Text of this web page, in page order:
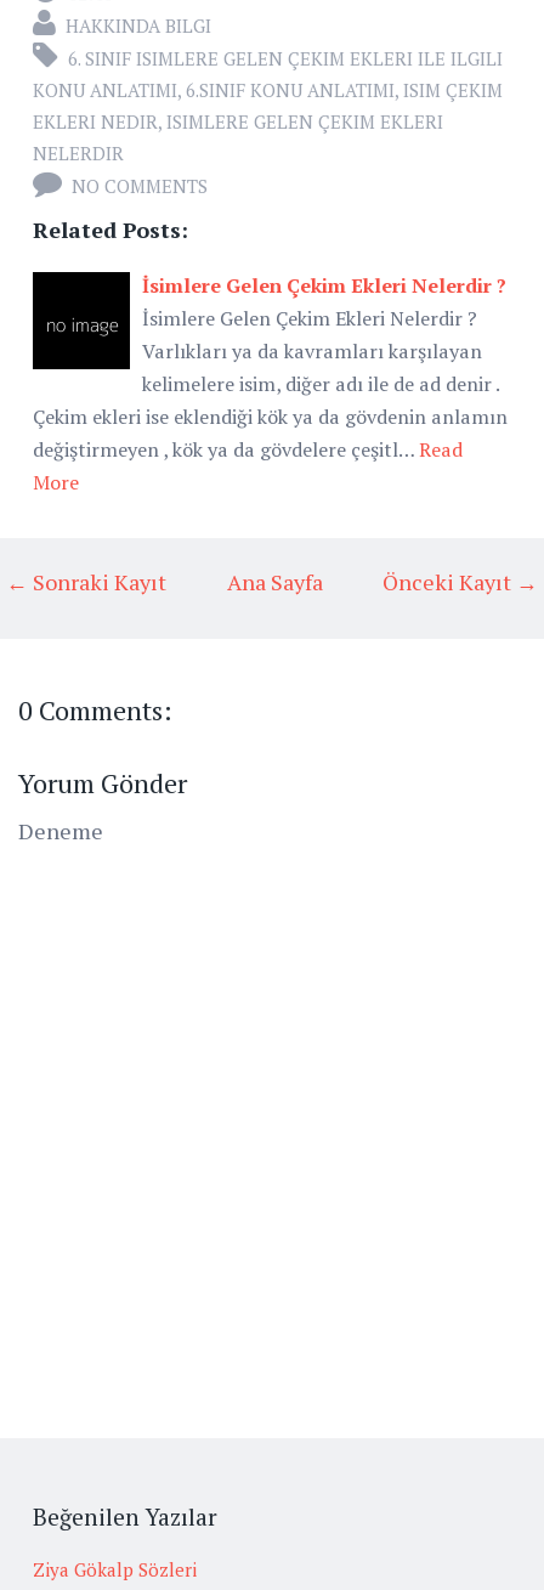
HAKKINDA BILGI
6. SINIF ISIMLERE GELEN ÇEKIM EKLERI ILE ILGILI
KONU ANLATIMI, 6.SINIF KONU ANLATIMI, ISIM ÇEKIM
EKLERI NEDIR, ISIMLERE GELEN ÇEKIM EKLERI
NELERDIR
NO COMMENTS
Related Posts:
İsimlere Gelen Çekim Ekleri Nelerdir ?
İsimlere Gelen Çekim Ekleri Nelerdir ?
Varlıkları ya da kavramları karşılayan
kelimelere isim, diğer adı ile de ad denir .
Çekim ekleri ise eklendiği kök ya da gövdenin anlamın
değiştirmeyen , kök ya da gövdelere çeşitl…Read
More
← Sonraki Kayıt Önceki Kayıt →
Ana Sayfa
0 Comments:
Yorum Gönder
Deneme
Beğenilen Yazılar
Ziya Gökalp Sözleri